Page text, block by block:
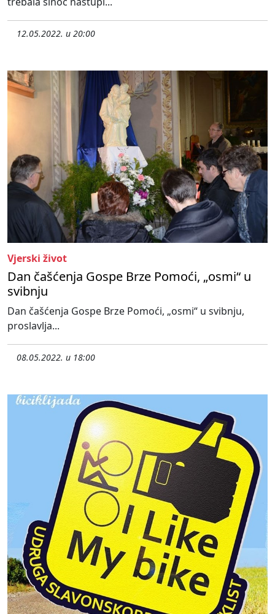
12.05.2022. u 20:00
Vjerski život
Dan čašćenja Gospe Brze Pomoći, „osmi“ u
svibnju
Dan čašćenja Gospe Brze Pomoći, „osmi“ u svibnju,
proslavlja...
08.05.2022. u 18:00